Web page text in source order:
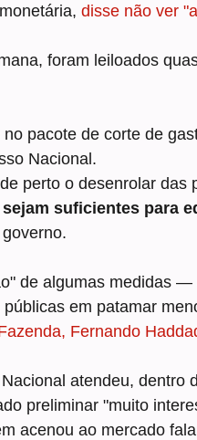
disse não ver
foram leiloados
pacote de corte de
Nacional.
perto o desenrolar das
suficientes para
de algumas medidas
em patamar
Fernando
atendeu, dentro
preliminar "muito
acenou ao mercado